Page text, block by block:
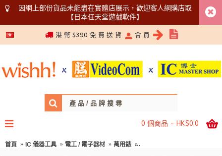
因網上部份貨品未能盡在實體店展示，歡迎客人網購店取
【日本任天堂遊戲軟件】
5366 1340
港 幣 $390 免 費 送 貨 會 員
0 個商品 - HK$0.0
首頁 IC 儀器工具 電工 / 電子器材 萬用錶 [只限Wishh outlet取]